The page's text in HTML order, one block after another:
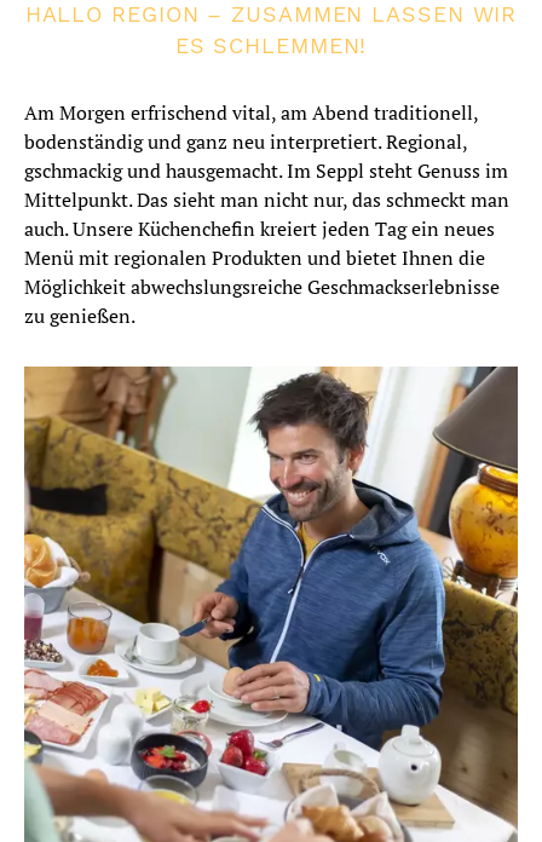
HALLO REGION – ZUSAMMEN LASSEN WIR
ES SCHLEMMEN!
Am Morgen erfrischend vital, am Abend traditionell,
bodenständig und ganz neu interpretiert. Regional,
gschmackig und hausgemacht. Im Seppl steht Genuss im
Mittelpunkt. Das sieht man nicht nur, das schmeckt man
auch. Unsere Küchenchefin kreiert jeden Tag ein neues
Menü mit regionalen Produkten und bietet Ihnen die
Möglichkeit abwechslungsreiche Geschmackserlebnisse
zu genießen.